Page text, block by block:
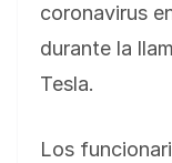
coronavirus
durante la
Tesla.
Los